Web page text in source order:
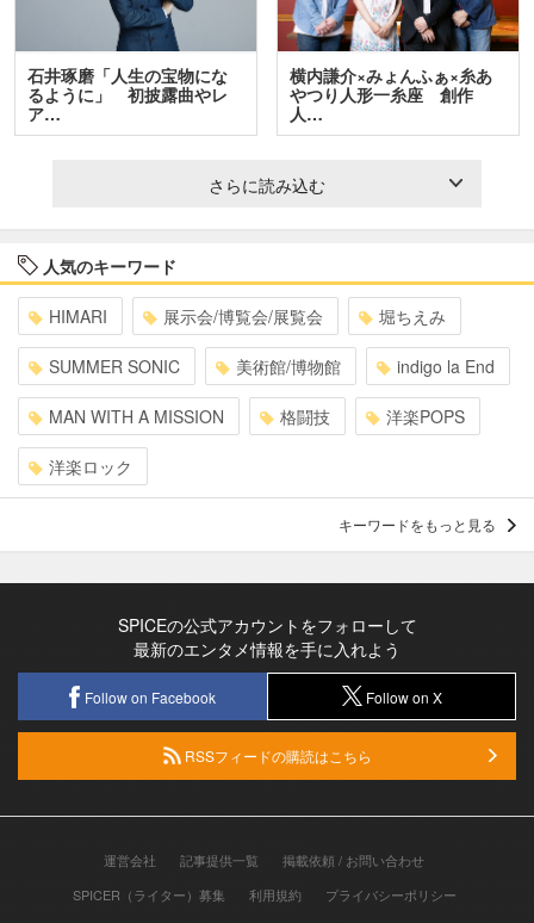
石井琢磨「人生の宝物にな
るように」 初披露曲やレ
ア…
横内謙介×みょんふぁ×糸あ
やつり人形一糸座 創作
人…
さらに読み込む
人気のキーワード
HIMARI 展示会/博覧会/展覧会 堀ちえみ
SUMMER SONIC 美術館/博物館 indigo la End
MAN WITH A MISSION 格闘技 洋楽POPS
洋楽ロック
キーワードをもっと見る
SPICEの公式アカウントをフォローして
最新のエンタメ情報を手に入れよう
Follow on Facebook Follow on X
RSSフィードの購読はこちら
運営会社 記事提供一覧
掲載依頼 / お問い合わせ
SPICER（ライター）募集
利用規約 プライバシーポリシー